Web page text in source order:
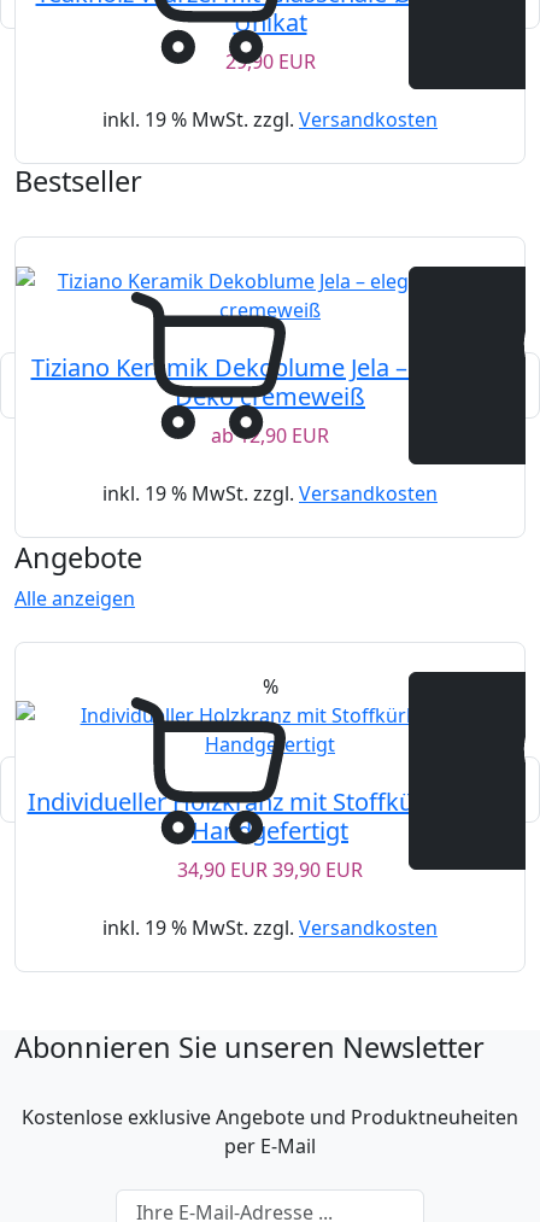
Unikat
29,90 EUR
inkl. 19 % MwSt. zzgl. Versandkosten
Bestseller
Tiziano Keramik Dekoblume Jela – elegante
Deko cremeweiß
ab12,90 EUR
inkl. 19 % MwSt. zzgl. Versandkosten
Angebote
Alle anzeigen
%
Individueller Holzkranz mit Stoffkürbissen –
Handgefertigt
34,90 EUR39,90 EUR
inkl. 19 % MwSt. zzgl. Versandkosten
Abonnieren Sie unseren Newsletter
Kostenlose exklusive Angebote und Produktneuheiten
per E-Mail